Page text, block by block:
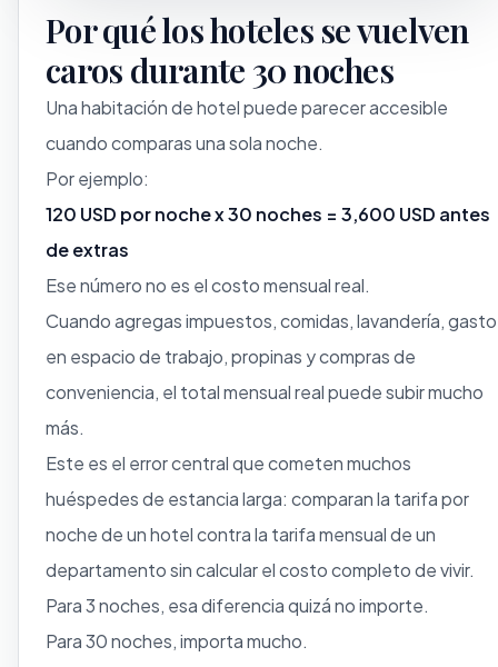
Por qué los hoteles se vuelven
caros durante 30 noches
Una habitación de hotel puede parecer accesible
cuando comparas una sola noche.
Por ejemplo:
120 USD por noche x 30 noches = 3,600 USD antes
de extras
Ese número no es el costo mensual real.
Cuando agregas impuestos, comidas, lavandería, gasto
en espacio de trabajo, propinas y compras de
conveniencia, el total mensual real puede subir mucho
más.
Este es el error central que cometen muchos
huéspedes de estancia larga: comparan la tarifa por
noche de un hotel contra la tarifa mensual de un
departamento sin calcular el costo completo de vivir.
Para 3 noches, esa diferencia quizá no importe.
Para 30 noches, importa mucho.